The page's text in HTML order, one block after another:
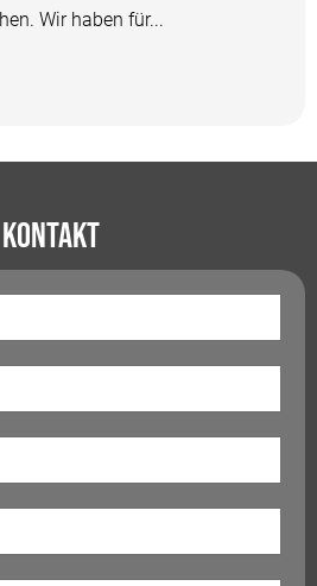
Wir haben für...
Kontakt